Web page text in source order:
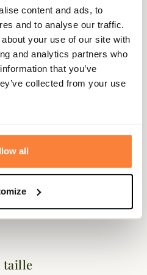
content and ads, to
and to analyse our traffic.
your use of our site with
and analytics partners who
that you’ve
collected from your use
all
Uniform conçue pour les
Uniform est équipé de
le transport. Il permet de
grâce à la qualité des
possède aussi une
longueur qui permet une
taille